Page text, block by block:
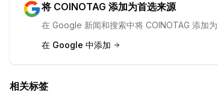
将 COINOTAG 添加为首选来源
在 Google 新闻和搜索中将 COINOTAG 添加
在 Google 中添加
相关标签